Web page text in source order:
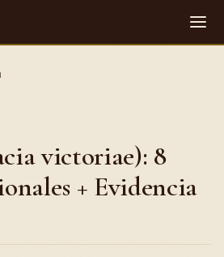
victoriae): 8
+ Evidencia